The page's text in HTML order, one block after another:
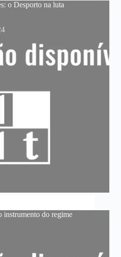
o Desporto na luta
instrumento do regime